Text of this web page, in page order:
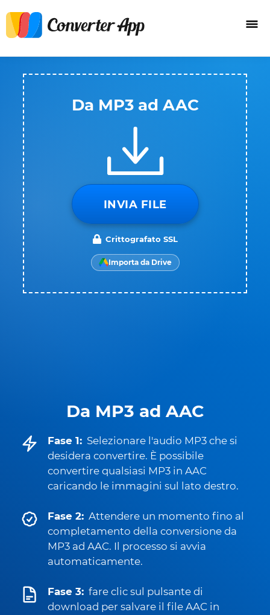
Da MP3 ad AAC
Fase 1: Selezionare l'audio MP3 che si
desidera convertire. È possibile
convertire qualsiasi MP3 in AAC
caricando le immagini sul lato destro.
Fase 2: Attendere un momento fino al
completamento della conversione da
MP3 ad AAC. Il processo si avvia
automaticamente.
Fase 3: fare clic sul pulsante di
download per salvare il file AAC in
Da MP3 ad AAC
INVIA FILE
Crittografato SSL
Importa da Drive